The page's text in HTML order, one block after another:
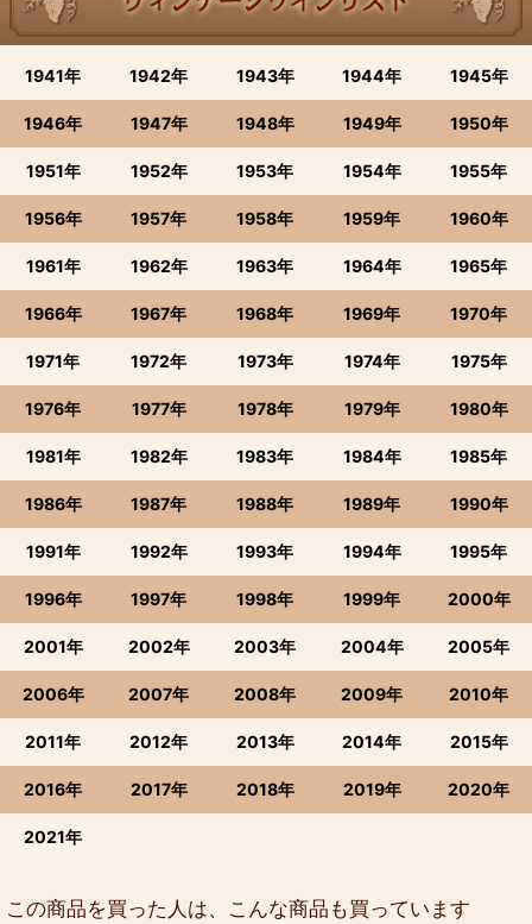
1941年 1942年 1943年 1944年 1945年
1946年 1947年 1948年 1949年 1950年
1951年 1952年 1953年 1954年 1955年
1956年 1957年 1958年 1959年 1960年
1961年 1962年 1963年 1964年 1965年
1966年 1967年 1968年 1969年 1970年
1971年 1972年 1973年 1974年 1975年
1976年 1977年 1978年 1979年 1980年
1981年 1982年 1983年 1984年 1985年
1986年 1987年 1988年 1989年 1990年
1991年 1992年 1993年 1994年 1995年
1996年 1997年 1998年 1999年 2000年
2001年 2002年 2003年 2004年 2005年
2006年 2007年 2008年 2009年 2010年
2011年 2012年 2013年 2014年 2015年
2016年 2017年 2018年 2019年 2020年
2021年
この商品を買った人は、こんな商品も買っています